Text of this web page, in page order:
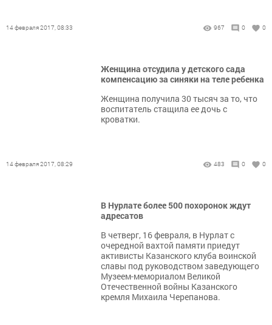
14 февраля 2017, 08:33 967 0 0
Женщина отсудила у детского сада
компенсацию за синяки на теле ребенка
Женщина получила 30 тысяч за то, что
воспитатель стащила ее дочь с
кроватки.
14 февраля 2017, 08:29 483 0 0
В Нурлате более 500 похоронок ждут
адресатов
В четверг, 16 февраля, в Нурлат с
очередной вахтой памяти приедут
активисты Казанского клуба воинской
славы под руководством заведующего
Музеем-мемориалом Великой
Отечественной войны Казанского
кремля Михаила Черепанова.